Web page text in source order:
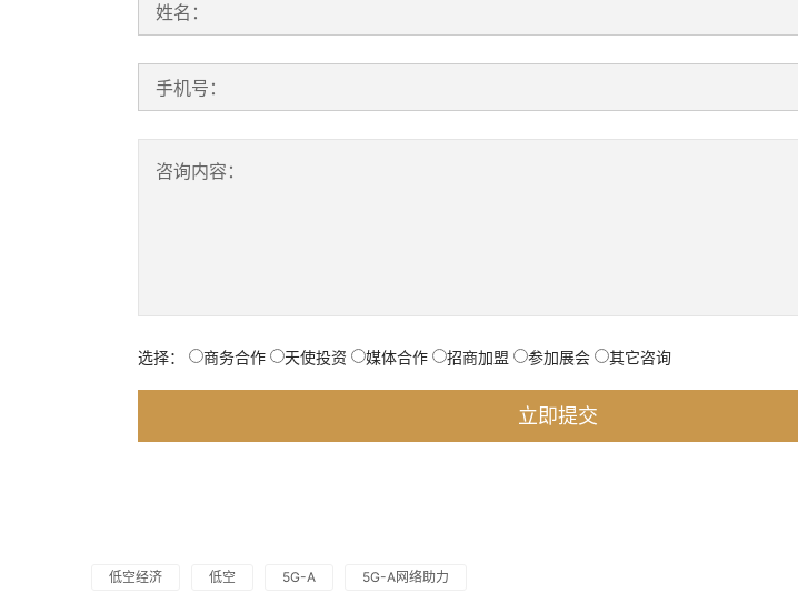
姓名：
手机号：
咨询内容：
选择： 商务合作 天使投资 媒体合作 招商加盟 参加展会 其它咨询
低空经济 低空 5G-A 5G-A网络助力